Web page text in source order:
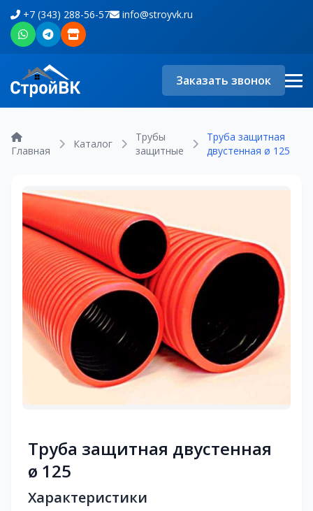
+7 (343) 288-56-57 info@stroyvk.ru
Заказать звонок
Главная
Каталог
Трубы
защитные
Труба защитная
двустенная ø 125
Труба защитная двустенная
ø 125
Характеристики